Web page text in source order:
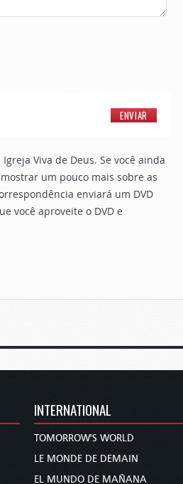
Viva de Deus. Se você ainda
um pouco mais sobre as
enviará um DVD
você aproveite o DVD e
INTERNATIONAL
TOMORROW'S WORLD
LE MONDE DE DEMAIN
EL MUNDO DE MAÑANA